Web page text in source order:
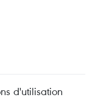
d'utilisation